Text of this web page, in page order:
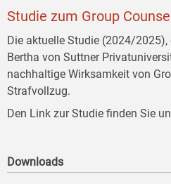
Studie zum Group
Die aktuelle Studie (2024/
Bertha von Suttner
nachhaltige Wirksamkeit von
Strafvollzug.
Den Link zur Studie finden Sie
Downloads